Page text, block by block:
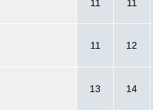
11 11
11 12
13 14